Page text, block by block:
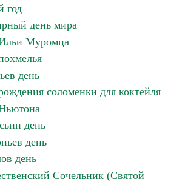
год
день мира
Муромца
день
соломенки для коктейля
день
день
день
Сочельник (Святой